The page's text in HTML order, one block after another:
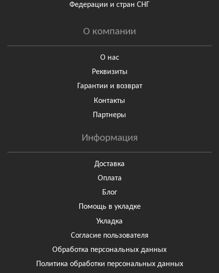
Федерации и стран СНГ
О компании
О нас
Реквизиты
Гарантии и возврат
Контакты
Партнеры
Информация
Доставка
Оплата
Блог
Помощь в укладке
Укладка
Согласие пользователя
Обработка персональных данных
Политика обработки персональных данных